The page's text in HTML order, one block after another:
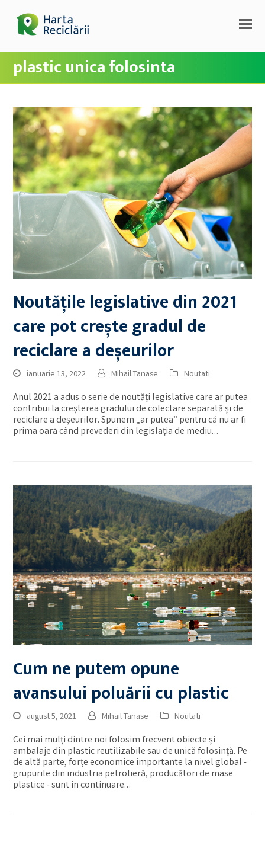
plastic unica folosinta
Noutățile legislative din 2021
care pot crește gradul de
reciclare a deșeurilor
ianuarie 13, 2022 Mihail Tanase Noutati
Anul 2021 a adus o serie de noutăți legislative care ar putea
contribui la creșterea gradului de colectare separată și de
reciclare a deșeurilor. Spunem „ar putea” pentru că nu ar fi
prima oară când prevederi din legislația de mediu…
Cum ne putem opune
avansului poluării cu plastic
august 5, 2021 Mihail Tanase Noutati
Cei mai mulți dintre noi folosim frecvent obiecte și
ambalaje din plastic reutilizabile sau de unică folosință. Pe
de altă parte, forțe economice importante la nivel global -
grupurile din industria petrolieră, producători de mase
plastice - sunt în continuare…